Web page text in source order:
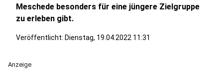
Meschede besonders für eine jüngere Zielgruppe
zu erleben gibt.
Veröffentlicht: Dienstag, 19.04.2022 11:31
Anzeige